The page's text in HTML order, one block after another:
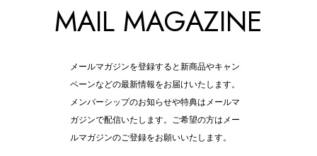
MAIL MAGAZINE
メールマガジンを登録すると新商品やキャン
ペーンなどの最新情報をお届けいたします。
メンバーシップのお知らせや特典はメールマ
ガジンで配信いたします。ご希望の方はメー
ルマガジンのご登録をお願いいたします。